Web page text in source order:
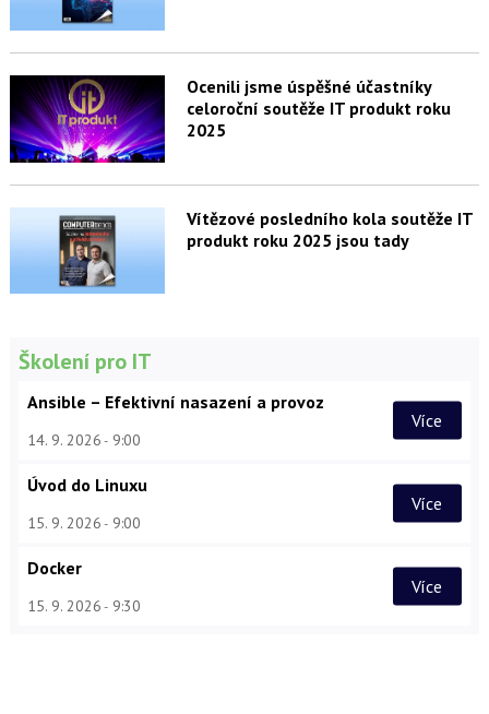
Ocenili jsme úspěšné účastníky
celoroční soutěže IT produkt roku
2025
Vítězové posledního kola soutěže IT
produkt roku 2025 jsou tady
Školení pro IT
Ansible – Efektivní nasazení a provoz
14. 9. 2026 9:00
Více
Úvod do Linuxu
15. 9. 2026 9:00
Více
Docker
15. 9. 2026 9:30
Více